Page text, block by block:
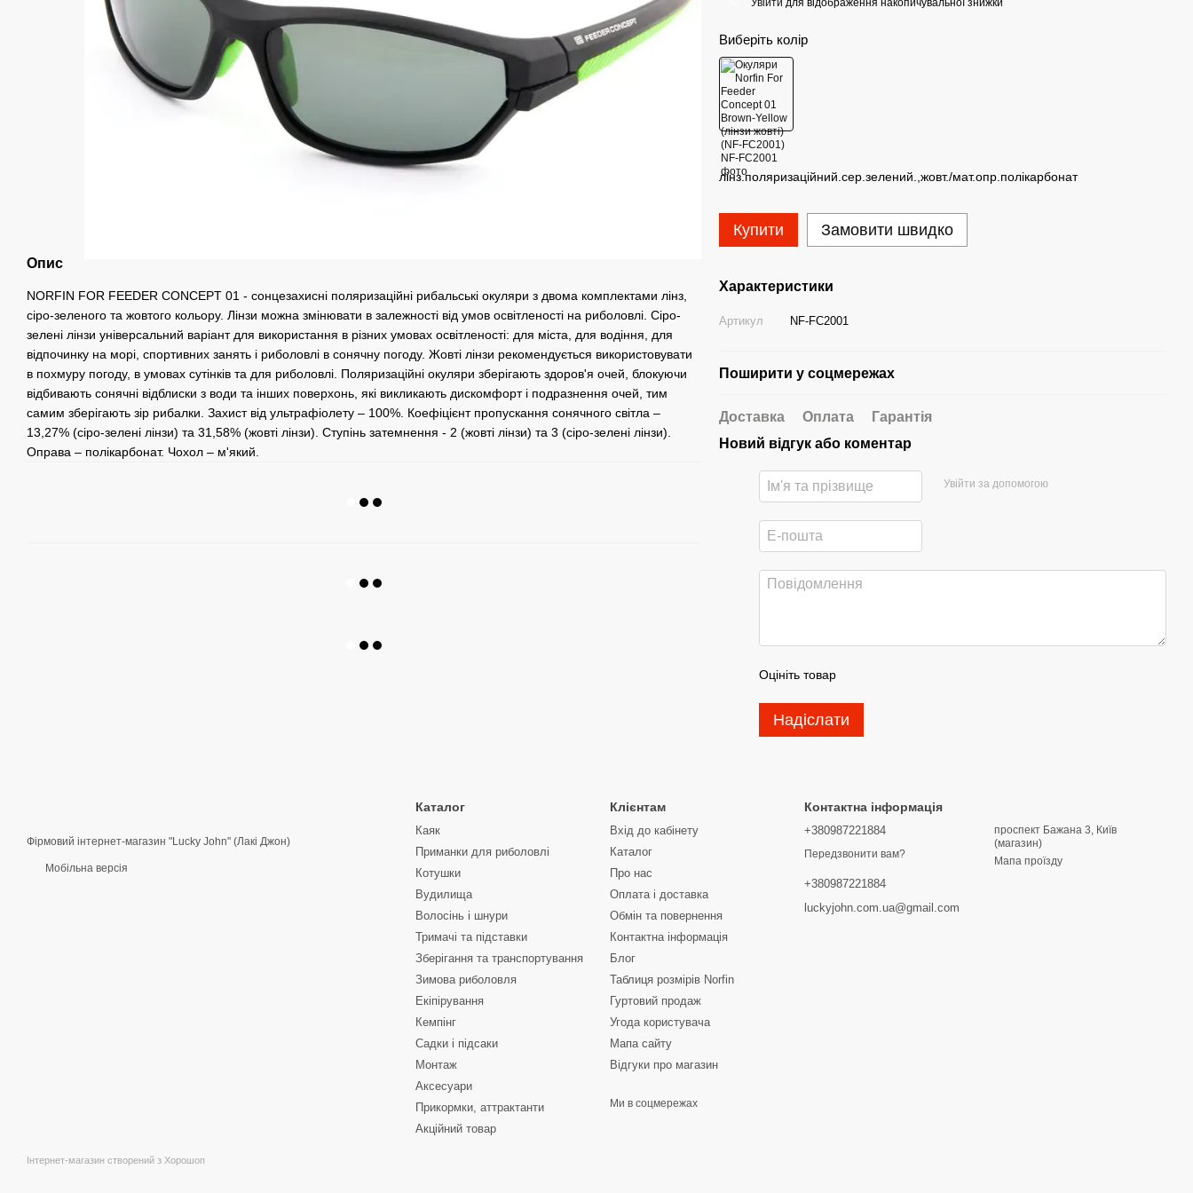
Опис
NORFIN FOR FEEDER CONCEPT 01 - сонцезахисні поляризаційні рибальські окуляри з двома комплектами лінз,
сіро-зеленого та жовтого кольору. Лінзи можна змінювати в залежності від умов освітленості на риболовлі. Сіро-
зелені лінзи універсальний варіант для використання в різних умовах освітленості: для міста, для водіння, для
відпочинку на морі, спортивних занять і риболовлі в сонячну погоду. Жовті лінзи рекомендується використовувати
в похмуру погоду, в умовах сутінків та для риболовлі. Поляризаційні окуляри зберігають здоров'я очей, блокуючи
відбивають сонячні відблиски з води та інших поверхонь, які викликають дискомфорт і подразнення очей, тим
самим зберігають зір рибалки. Захист від ультрафіолету – 100%. Коефіцієнт пропускання сонячного світла –
13,27% (сіро-зелені лінзи) та 31,58% (жовті лінзи). Ступінь затемнення - 2 (жовті лінзи) та 3 (сіро-зелені лінзи).
Оправа – полікарбонат. Чохол – м'який.
Виберіть колір
лінз.поляризаційний.сер.зелений.,жовт./мат.опр.полікарбонат
Купити Замовити швидко
Характеристики
Артикул NF-FC2001
Поширити у соцмережах
Доставка Оплата
Гарантія
Новий відгук або коментар
Увійти за допомогою
Оцініть товар
Надіслати
Фірмовий інтернет-магазин "Lucky John" (Лакі Джон)
Мобільна версія
Інтернет-магазин створений з Хорошоп
Каталог
Каяк
Приманки для риболовлі
Котушки
Вудилища
Волосінь і шнури
Тримачі та підставки
Зберігання та транспортування
Зимова риболовля
Екіпірування
Кемпінг
Садки і підсаки
Монтаж
Аксесуари
Прикормки, аттрактанти
Акційний товар
Клієнтам
Вхід до кабінету
Каталог
Про нас
Оплата і доставка
Обмін та повернення
Контактна інформація
Блог
Таблиця розмірів Norfin
Гуртовий продаж
Угода користувача
Мапа сайту
Відгуки про магазин
Ми в соцмережах
Контактна інформація
+380987221884
Передзвонити вам?
+380987221884
luckyjohn.com.ua@gmail.com
проспект Бажана 3, Київ
(магазин)
Мапа проїзду